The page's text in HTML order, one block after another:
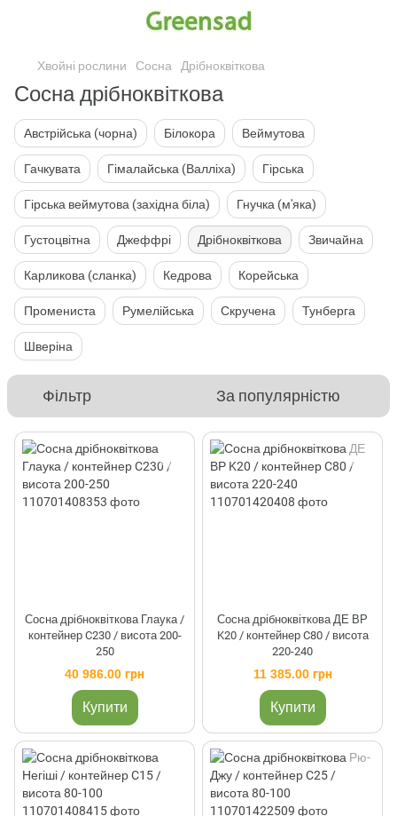
Хвойні рослини Сосна Дрібноквіткова
Сосна дрібноквіткова
Австрійська (чорна) Білокора Веймутова
Гачкувата Гімалайська (Валліха) Гірська
Гірська веймутова (західна біла) Гнучка (м'яка)
Густоцвітна Джеффрі Дрібноквіткова Звичайна
Карликова (сланка) Кедрова Корейська
Промениста Румелійська Скручена Тунберга
Шверіна
Фільтр За популярністю
Сосна дрібноквіткова Глаука /
контейнер C230 / висота 200-
250
40 986.00 грн
Купити
Сосна дрібноквіткова ДЕ ВР
K20 / контейнер C80 / висота
220-240
11 385.00 грн
Купити